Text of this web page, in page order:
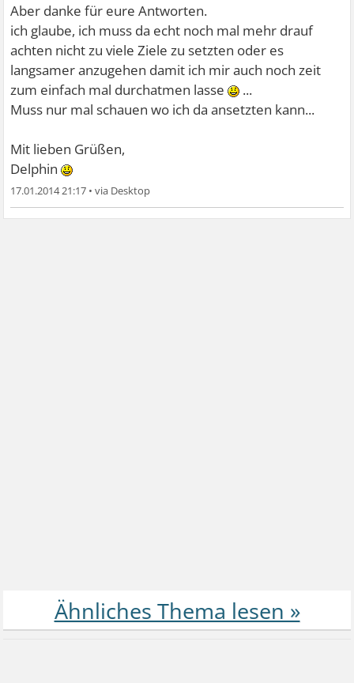
Aber danke für eure Antworten.
ich glaube, ich muss da echt noch mal mehr drauf
achten nicht zu viele Ziele zu setzten oder es
langsamer anzugehen damit ich mir auch noch zeit
zum einfach mal durchatmen lasse
...
Muss nur mal schauen wo ich da ansetzten kann...
Mit lieben Grüßen,
Delphin
17.01.2014 21:17 •